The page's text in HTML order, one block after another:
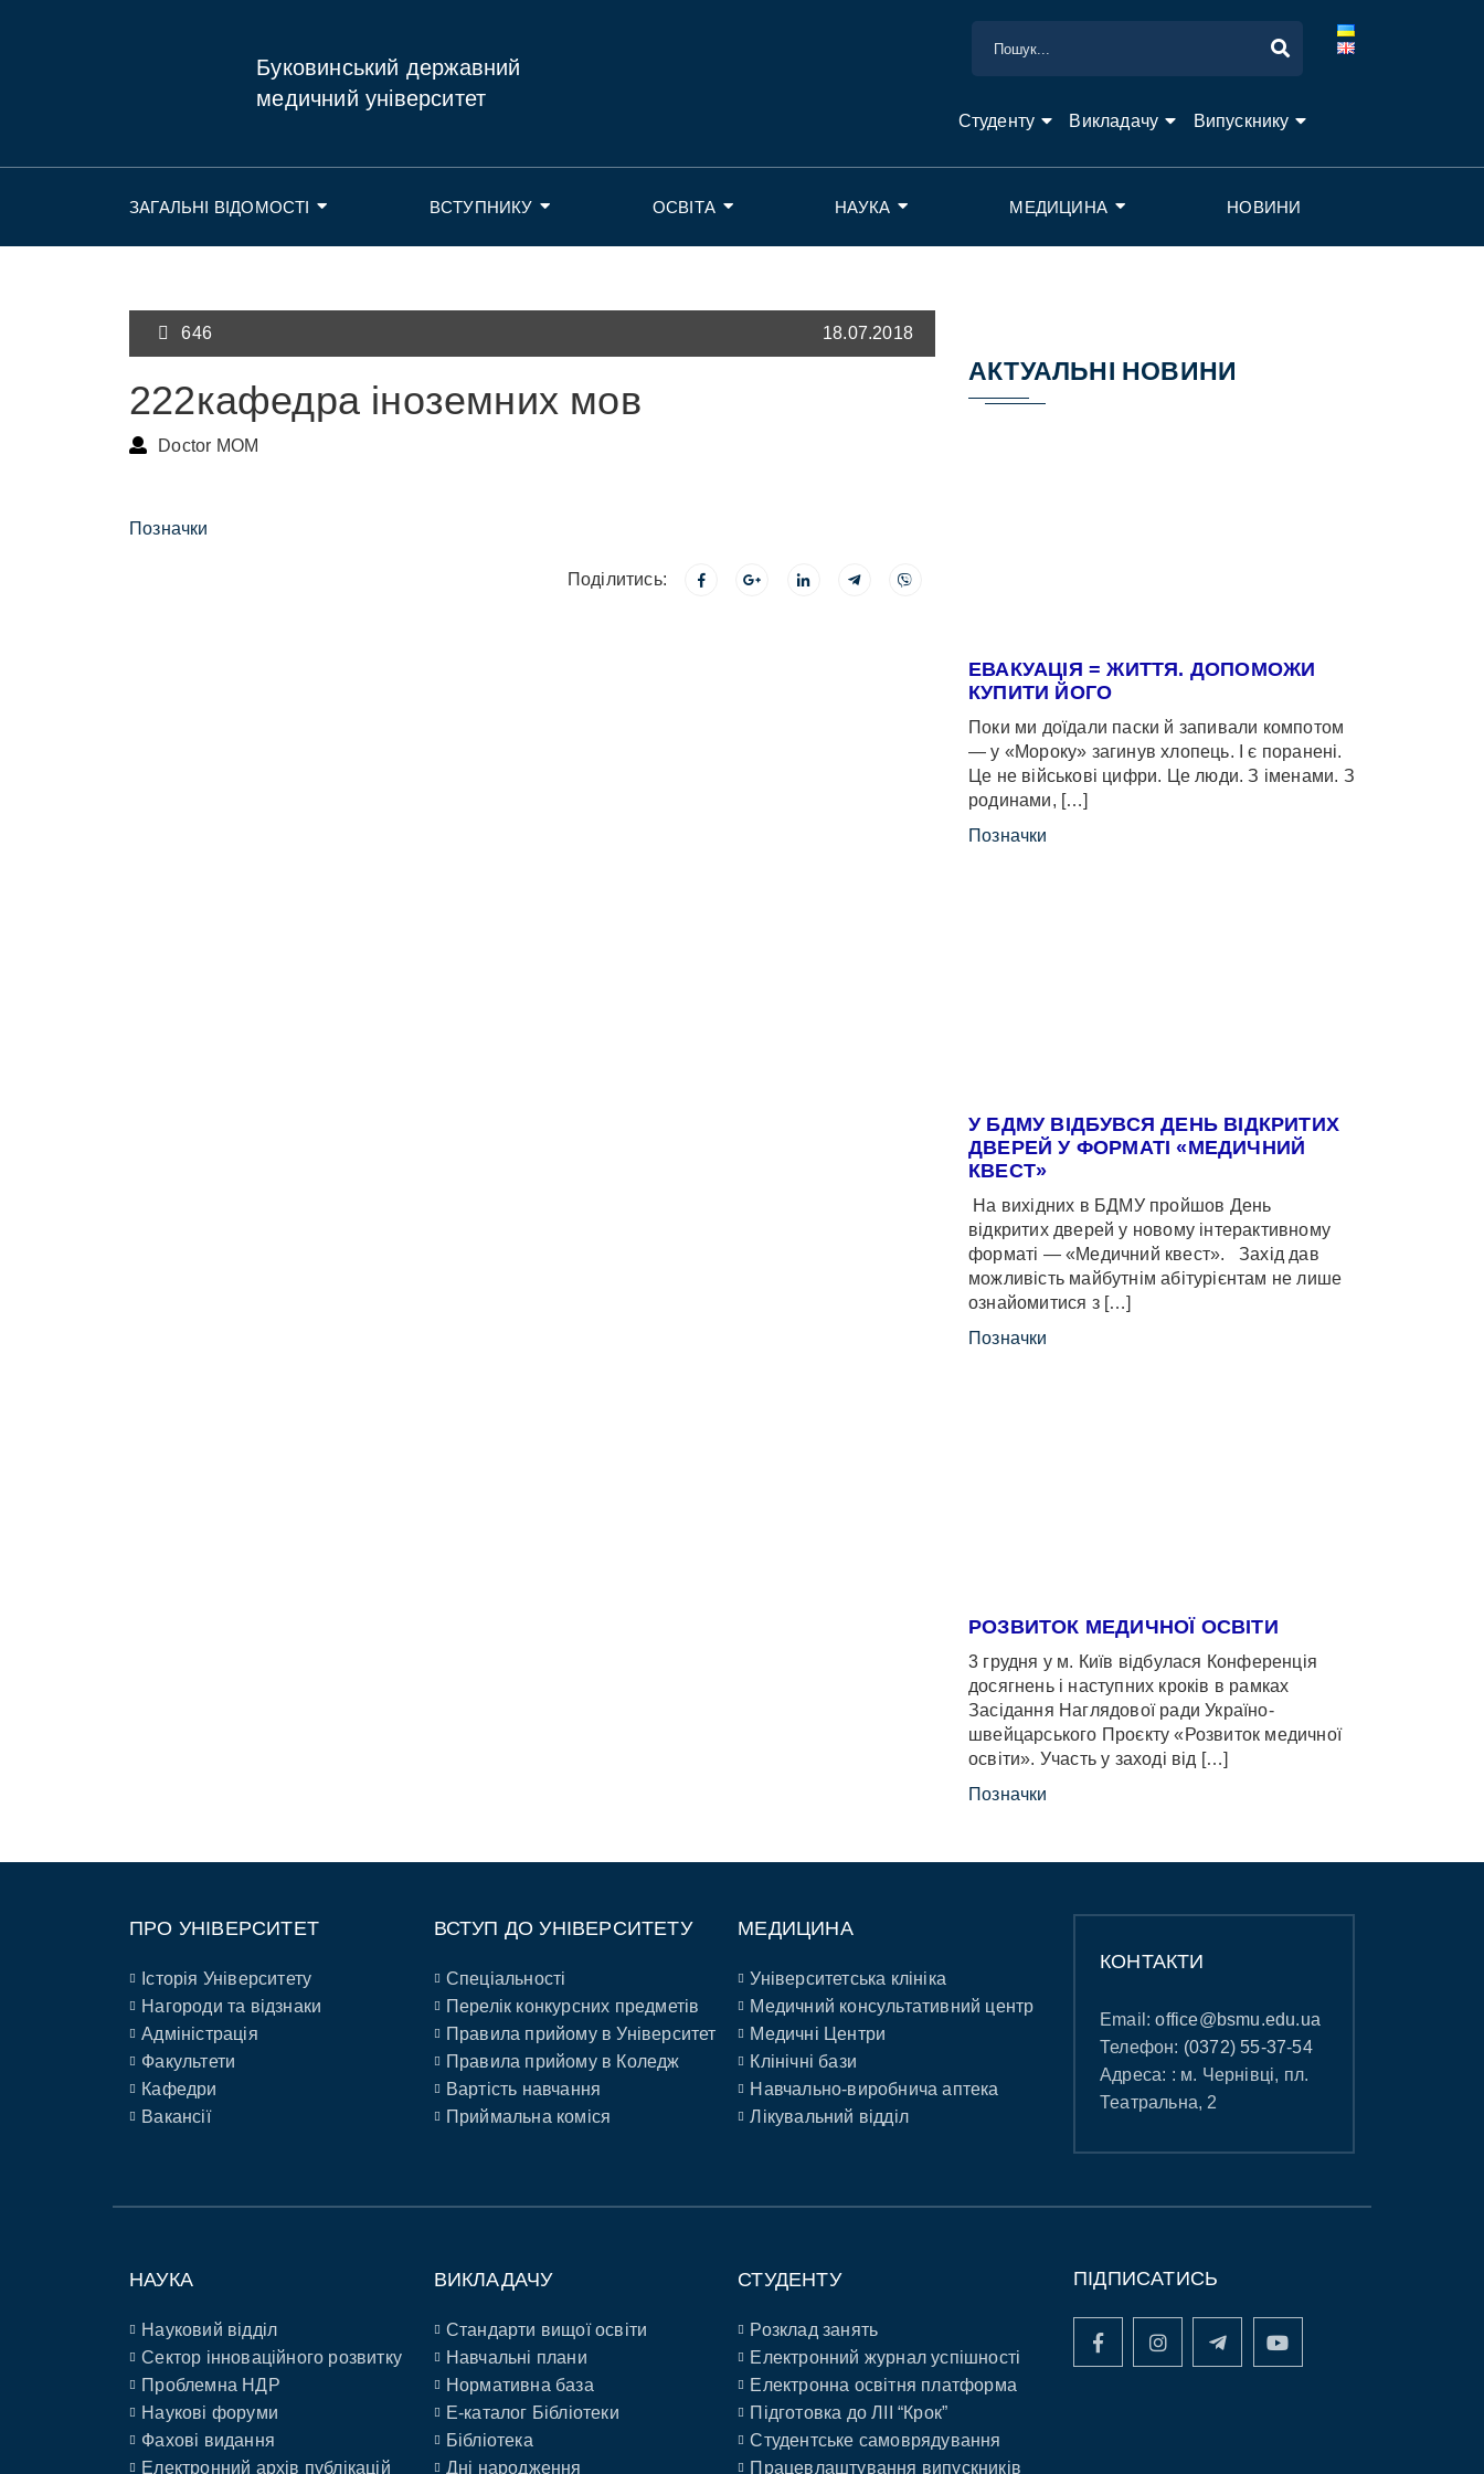
Буковинський державний
медичний університет
Студенту Викладачу Випускнику
ЗАГАЛЬНІ ВІДОМОСТІ ВСТУПНИКУ ОСВІТА НАУКА МЕДИЦИНА НОВИНИ
646 18.07.2018
222кафедра іноземних мов
Doctor MOM
Позначки
Поділитись:
АКТУАЛЬНІ НОВИНИ
ЕВАКУАЦІЯ = ЖИТТЯ. ДОПОМОЖИ
КУПИТИ ЙОГО
Поки ми доїдали паски й запивали компотом
— у «Мороку» загинув хлопець. І є поранені.
Це не військові цифри. Це люди. З іменами. З
родинами, […]
Позначки
У БДМУ ВІДБУВСЯ ДЕНЬ ВІДКРИТИХ
ДВЕРЕЙ У ФОРМАТІ «МЕДИЧНИЙ
КВЕСТ»
На вихідних в БДМУ пройшов День
відкритих дверей у новому інтерактивному
форматі — «Медичний квест». Захід дав
можливість майбутнім абітурієнтам не лише
ознайомитися з […]
Позначки
РОЗВИТОК МЕДИЧНОЇ ОСВІТИ
3 грудня у м. Київ відбулася Конференція
досягнень і наступних кроків в рамках
Засідання Наглядової ради Україно-
швейцарського Проєкту «Розвиток медичної
освіти». Участь у заході від […]
Позначки
ПРО УНІВЕРСИТЕТ
Історія Університету
Нагороди та відзнаки
Адміністрація
Факультети
Кафедри
Вакансії
ВСТУП ДО УНІВЕРСИТЕТУ
Спеціальності
Перелік конкурсних предметів
Правила прийому в Університет
Правила прийому в Коледж
Вартість навчання
Приймальна коміся
МЕДИЦИНА
Університетська клініка
Медичний консультативний центр
Медичні Центри
Клінічні бази
Навчально-виробнича аптека
Лікувальний відділ
КОНТАКТИ
Email:office@bsmu.edu.ua
Телефон: (0372) 55-37-54
Адреса: : м. Чернівці, пл.
Театральна, 2
НАУКА
Науковий відділ
Сектор інноваційного розвитку
Проблемна НДР
Наукові форуми
Фахові видання
Електронний архів публікацій
ВИКЛАДАЧУ
Стандарти вищої освіти
Навчальні плани
Нормативна база
E-каталог Бібліотеки
Бібліотека
Дні народження
СТУДЕНТУ
Розклад занять
Електронний журнал успішності
Електронна освітня платформа
Підготовка до ЛІІ “Крок”
Студентське самоврядування
Працевлаштування випускників
ПІДПИСАТИСЬ